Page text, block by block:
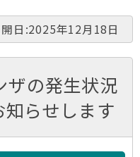
日:2025年12月18日
ザの発生状況
らせします